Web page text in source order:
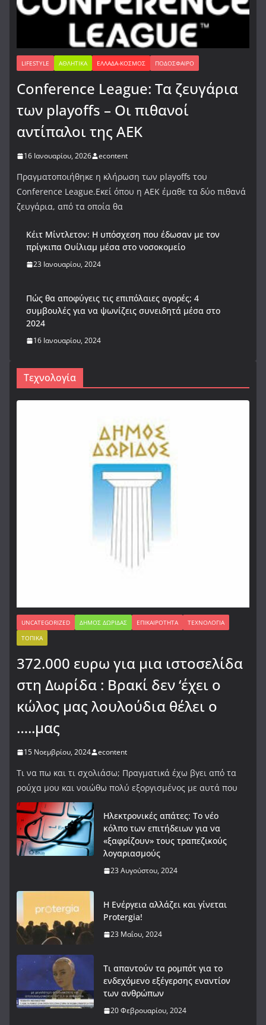
LIFESTYLE ΑΘΛΗΤΙΚΆ ΕΛΛΆΔΑ-ΚΌΣΜΟΣ ΠΟΔΌΣΦΑΙΡΟ
Conference League: Τα ζευγάρια
των playoffs – Οι πιθανοί
αντίπαλοι της ΑΕΚ
16 Ιανουαρίου, 2026 econtent
Πραγματοποιήθηκε η κλήρωση των playoffs του
Conference League.Εκεί όπου η ΑΕΚ έμαθε τα δύο πιθανά
ζευγάρια, από τα οποία θα
Κέιτ Μίντλετον: Η υπόσχεση που έδωσαν με τον
πρίγκιπα Ουίλιαμ μέσα στο νοσοκομείο
23 Ιανουαρίου, 2024
Πώς θα αποφύγεις τις επιπόλαιες αγορές; 4
συμβουλές για να ψωνίζεις συνειδητά μέσα στο
2024
16 Ιανουαρίου, 2024
Τεχνολογία
UNCATEGORIZED ΔΉΜΟΣ ΔΩΡΊΔΑΣ ΕΠΙΚΑΙΡΌΤΗΤΑ
ΤΕΧΝΟΛΟΓΊΑ
ΤΟΠΙΚΆ
372.000 ευρω για μια ιστοσελίδα
στη Δωρίδα : Βρακί δεν ‘έχει ο
κώλος μας λουλούδια θέλει ο
…..μας
15 Νοεμβρίου, 2024 econtent
Τι να πω και τι σχολιάσω; Πραγματικά έχω βγει από τα
ρούχα μου και νοιώθω πολύ εξοργισμένος με αυτά που
Ηλεκτρονικές απάτες: Το νέο
κόλπο των επιτήδειων για να
«ξαφρίζουν» τους τραπεζικούς
λογαριασμούς
23 Αυγούστου, 2024
Η Ενέργεια αλλάζει και γίνεται
Protergia!
23 Μαΐου, 2024
Τι απαντούν τα ρομπότ για το
ενδεχόμενο εξέγερσης εναντίον
των ανθρώπων
20 Φεβρουαρίου, 2024